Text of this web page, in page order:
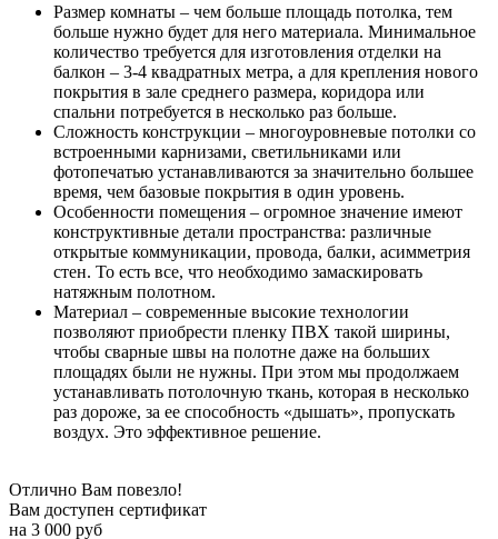
Размер комнаты – чем больше площадь потолка, тем
больше нужно будет для него материала. Минимальное
количество требуется для изготовления отделки на
балкон – 3-4 квадратных метра, а для крепления нового
покрытия в зале среднего размера, коридора или
спальни потребуется в несколько раз больше.
Сложность конструкции – многоуровневые потолки со
встроенными карнизами, светильниками или
фотопечатью устанавливаются за значительно большее
время, чем базовые покрытия в один уровень.
Особенности помещения – огромное значение имеют
конструктивные детали пространства: различные
открытые коммуникации, провода, балки, асимметрия
стен. То есть все, что необходимо замаскировать
натяжным полотном.
Материал – современные высокие технологии
позволяют приобрести пленку ПВХ такой ширины,
чтобы сварные швы на полотне даже на больших
площадях были не нужны. При этом мы продолжаем
устанавливать потолочную ткань, которая в несколько
раз дороже, за ее способность «дышать», пропускать
воздух. Это эффективное решение.
Отлично Вам повезло!
Вам доступен сертификат
на 3 000 руб